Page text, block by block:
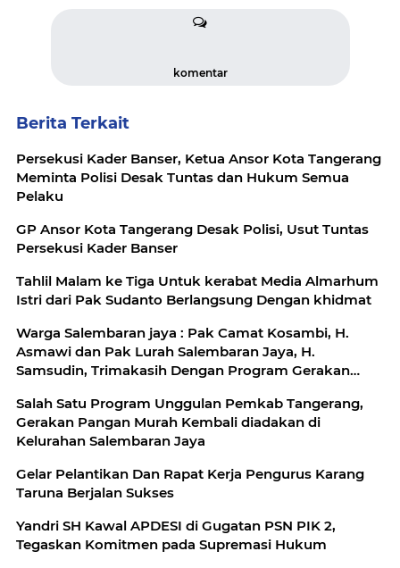
komentar
Berita Terkait
Persekusi Kader Banser, Ketua Ansor Kota Tangerang
Meminta Polisi Desak Tuntas dan Hukum Semua
Pelaku
GP Ansor Kota Tangerang Desak Polisi, Usut Tuntas
Persekusi Kader Banser
Tahlil Malam ke Tiga Untuk kerabat Media Almarhum
Istri dari Pak Sudanto Berlangsung Dengan khidmat
Warga Salembaran jaya : Pak Camat Kosambi, H.
Asmawi dan Pak Lurah Salembaran Jaya, H.
Samsudin, Trimakasih Dengan Program Gerakan
Terbantukan
Salah Satu Program Unggulan Pemkab Tangerang,
Gerakan Pangan Murah Kembali diadakan di
Kelurahan Salembaran Jaya
Gelar Pelantikan Dan Rapat Kerja Pengurus Karang
Taruna Berjalan Sukses
Yandri SH Kawal APDESI di Gugatan PSN PIK 2,
Tegaskan Komitmen pada Supremasi Hukum